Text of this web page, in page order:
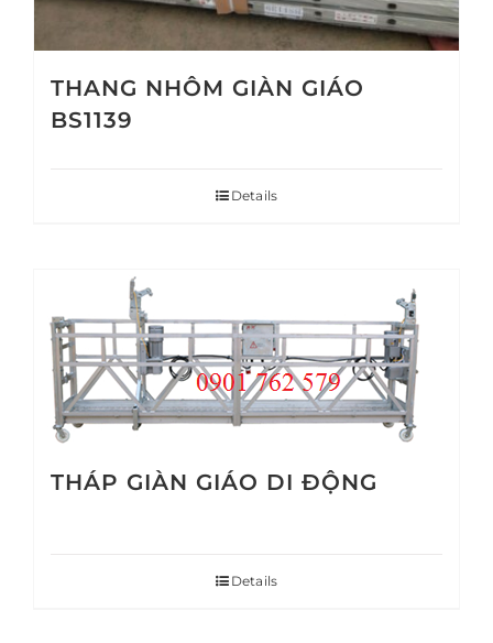
THANG NHÔM GIÀN GIÁO
BS1139
Details
THÁP GIÀN GIÁO DI ĐỘNG
Details